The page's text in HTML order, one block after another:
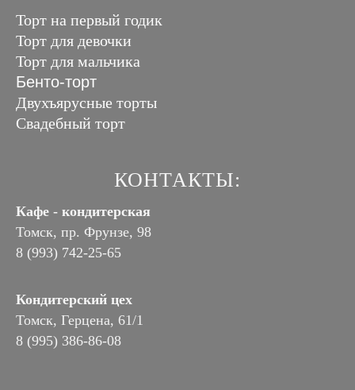
Торт на первый годик
Торт для девочки
Торт для мальчика
Бенто-торт
Двухъярусные торты
Свадебный торт
КОНТАКТЫ:
Кафе - кондитерская
Томск, пр. Фрунзе, 98
8 (993) 742-25-65
Кондитерский цех
Томск, Герцена, 61/1
8 (995) 386-86-08